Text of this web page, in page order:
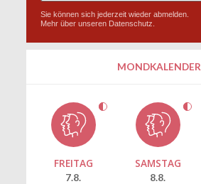
Sie können sich jederzeit wieder abmelden.
Mehr über unseren Datenschutz
MONDKALENDER
FREITAG
7.8.
SAMSTAG
8.8.